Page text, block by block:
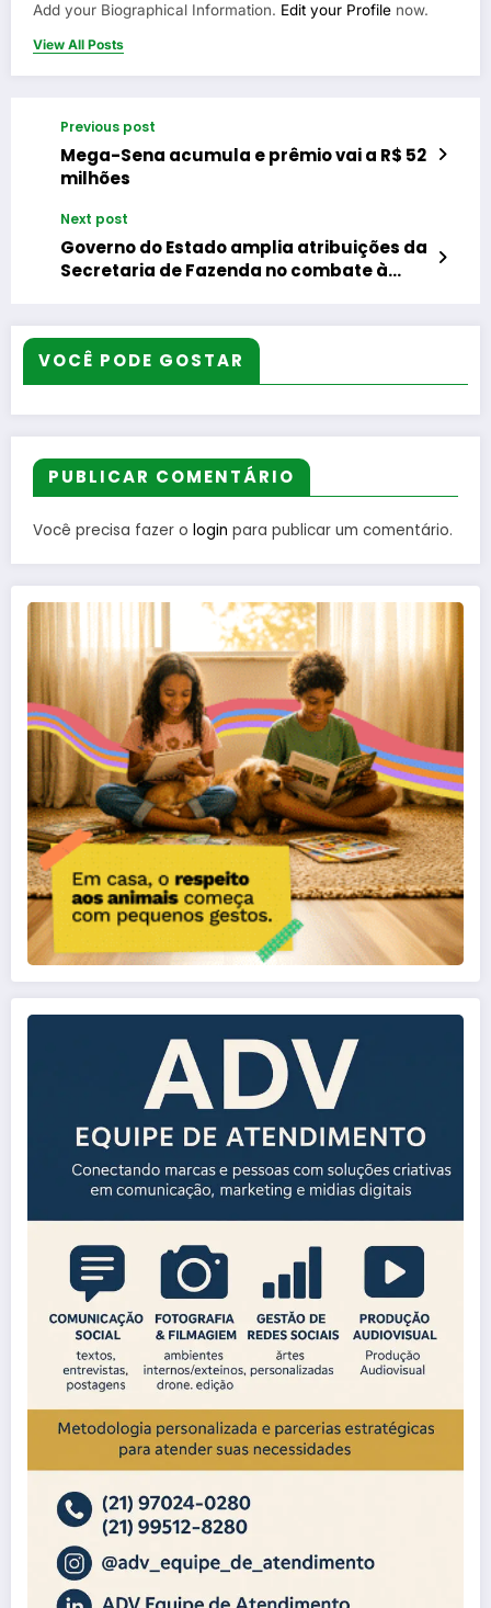
Add your Biographical Information. Edit your Profile now.
View All Posts
Previous post
Mega-Sena acumula e prêmio vai a R$ 52
milhões
Next post
Governo do Estado amplia atribuições da
Secretaria de Fazenda no combate à
VOCÊ PODE GOSTAR
PUBLICAR COMENTÁRIO
Você precisa fazer o login para publicar um comentário.